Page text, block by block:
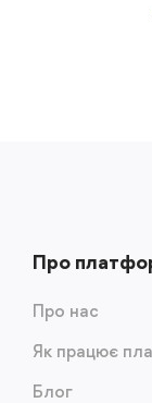
Про
Про нас
Як працює
Блог